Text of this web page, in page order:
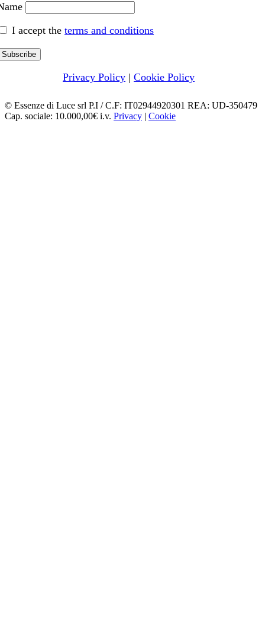
I accept theterms and conditions
Privacy Policy |Cookie Policy
© Essenze di Luce srl P.I / C.F: IT02944920301 REA: UD-350479
Cap. sociale: 10.000,00€ i.v. Privacy | Cookie